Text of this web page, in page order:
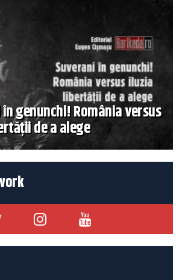
genunchi! România versus
de a alege